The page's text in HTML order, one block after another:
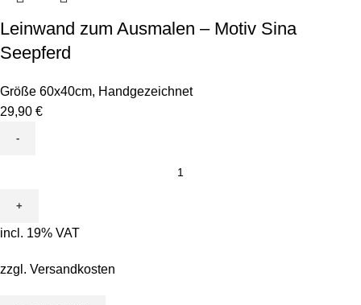
Leinwand zum Ausmalen – Motiv Sina
Seepferd
Größe 60x40cm, Handgezeichnet
29,90 €
Ausmalen
-
Sina
incl. 19% VAT
zzgl. Versandkosten